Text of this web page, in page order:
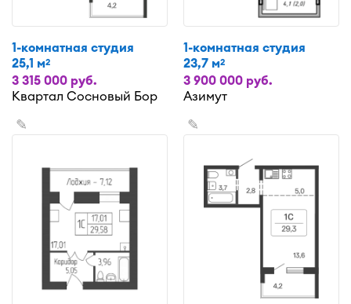
1-комнатная студия
25,1 м2
3 315 000 руб.
Квартал Сосновый Бор
1-комнатная студия
23,7 м2
3 900 000 руб.
Азимут
✎ ✎